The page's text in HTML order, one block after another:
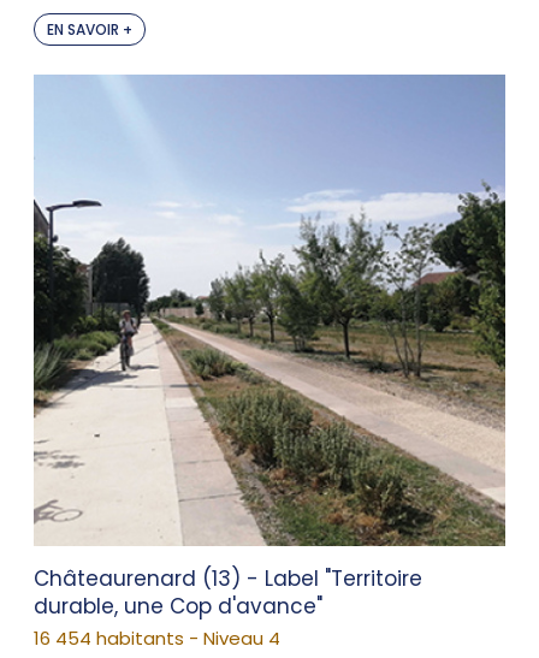
EN SAVOIR +
Châteaurenard (13) - Label "Territoire
durable, une Cop d'avance"
16 454 habitants - Niveau 4